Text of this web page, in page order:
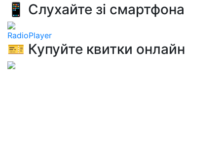
📱 Слухайте зі смартфона
RadioPlayer
🎫 Купуйте квитки онлайн